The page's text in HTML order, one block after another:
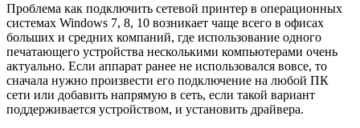
Проблема как подключить сетевой принтер в операционных
системах Windows 7, 8, 10 возникает чаще всего в офисах
больших и средних компаний, где использование одного
печатающего устройства несколькими компьютерами очень
актуально. Если аппарат ранее не использовался вовсе, то
сначала нужно произвести его подключение на любой ПК
сети или добавить напрямую в сеть, если такой вариант
поддерживается устройством, и установить драйвера.